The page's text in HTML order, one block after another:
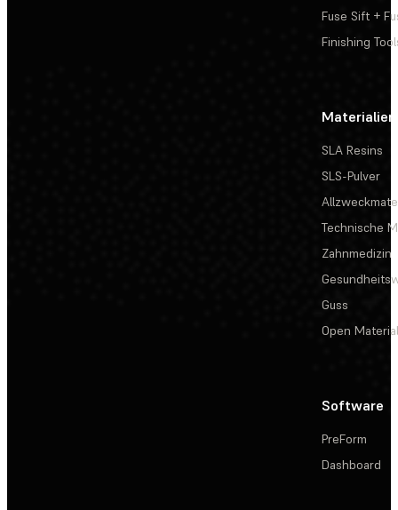
Fuse Sift +
Finishing
Materialien
SLA Resins
SLS-Pulver
Technische
Zahnmedizin
Guss
Open
Software
PreForm
Dashboard